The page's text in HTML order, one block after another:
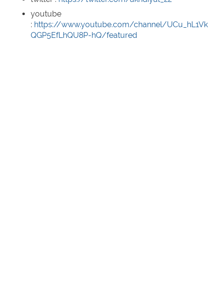
youtube
: https://www.youtube.com/channel/UCu_hL1Vk
QGP5EfLhQU8P-hQ/featured